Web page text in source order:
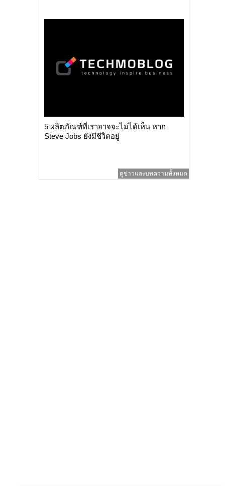
5 ผลิตภัณฑ์ที่เราอาจจะไม่ได้เห็น หาก
Steve Jobs ยังมีชีวิตอยู่
ดูข่าวและบทความทั้งหมด